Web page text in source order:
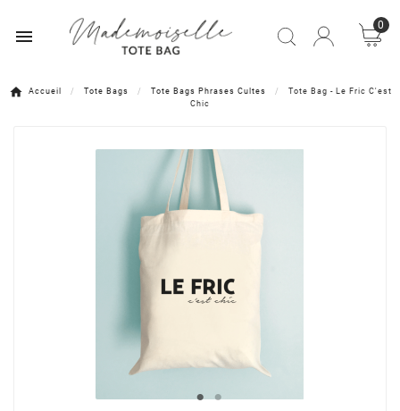

0
Accueil Tote Bags Tote Bags Phrases Cultes
Tote Bag - Le Fric C'est
Chic